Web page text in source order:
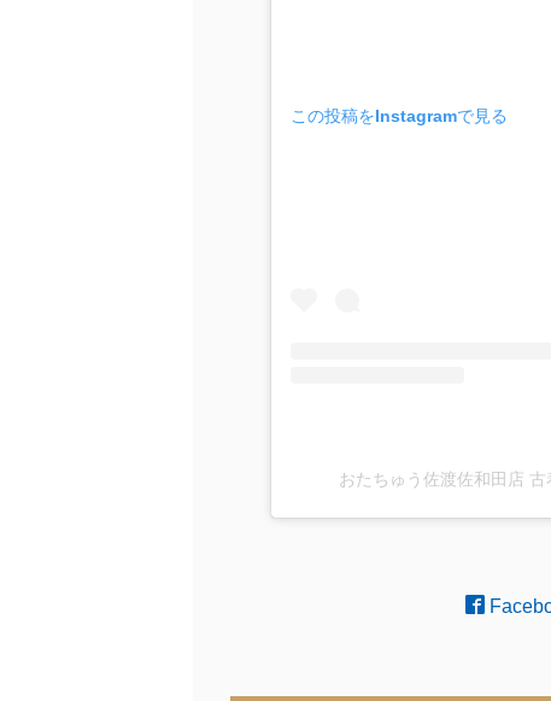
この投稿をInstagramで見る
おたちゅう佐渡佐和田店